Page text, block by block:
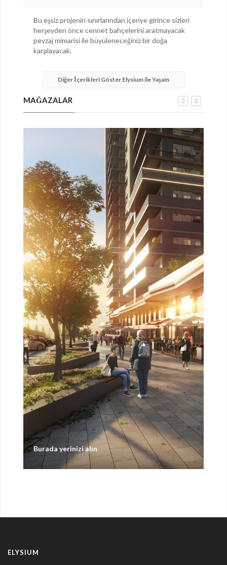
Bu eşsiz projenin sınırlarından içeriye girince sizleri
herşeyden önce cennet bahçelerini aratmayacak
peyzaj mimarisi ile büyüleneceğiniz bir doğa
karşılayacak.
Diğer İçerikleri Göster Elysium ile Yaşam
MAĞAZALAR
Burada yerinizi alın
ELYSIUM